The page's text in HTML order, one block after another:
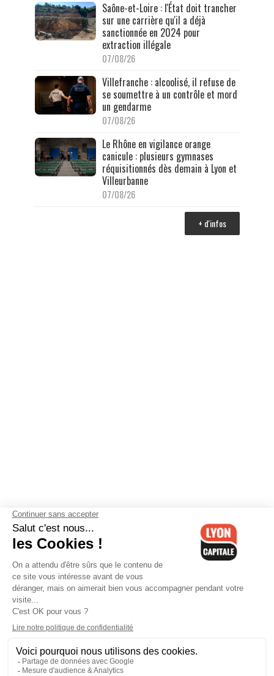
Saône-et-Loire : l'État doit trancher
sur une carrière qu'il a déjà
sanctionnée en 2024 pour
extraction illégale
07/08/26
Villefranche : alcoolisé, il refuse de
se soumettre à un contrôle et mord
un gendarme
07/08/26
Le Rhône en vigilance orange
canicule : plusieurs gymnases
réquisitionnés dès demain à Lyon et
Villeurbanne
07/08/26
+ d'infos
Contactez-nous-Mentions légales-CGV-Politique de
confidentialité-Gestion des cookies